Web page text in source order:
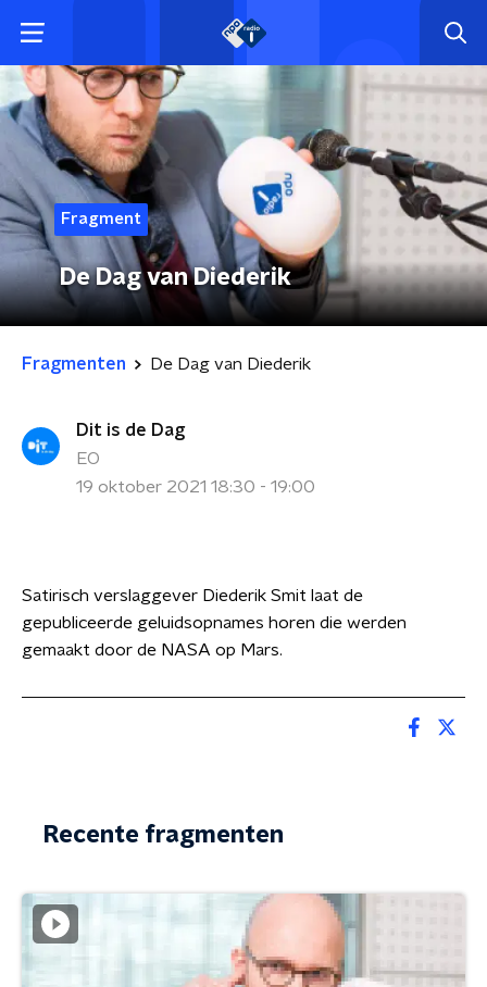
Fragment
De Dag van Diederik
Fragmenten De Dag van Diederik
Dit is de Dag
EO
19 oktober 2021 18:30 - 19:00
Satirisch verslaggever Diederik Smit laat de
gepubliceerde geluidsopnames horen die werden
gemaakt door de NASA op Mars.
Recente fragmenten